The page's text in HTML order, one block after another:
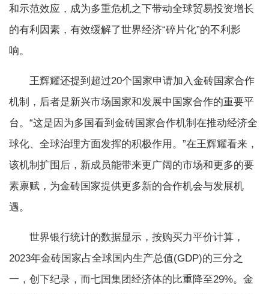
和示范效应，成为多重危机之下带动全球贸易投资增长
的有利因素，有效缓解了世界经济“碎片化”的不利影
响。
王辉耀还提到超过20个国家申请加入金砖国家合作
机制，后者是新兴市场国家和发展中国家合作的重要平
台。“这是因为多国看到金砖国家合作机制在推动经济全
球化、全球治理方面发挥的积极作用。”在王辉耀看来，
该机制扩围后，新成员能带来更广阔的市场和更多的要
素禀赋，为金砖国家提供更多新的合作机会与发展机
遇。
世界银行统计的数据显示，按购买力平价计算，
2023年金砖国家占全球国内生产总值(GDP)的三分之
一，创下纪录，而七国集团经济体的比重降至29%。金